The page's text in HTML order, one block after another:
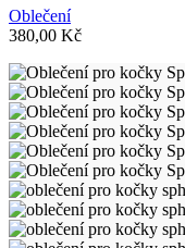
vybrat
na
stránce
produktu
Oblečení
380,00 Kč